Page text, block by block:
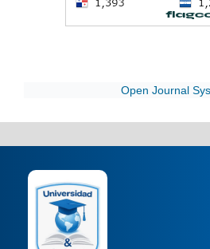
Open Journal